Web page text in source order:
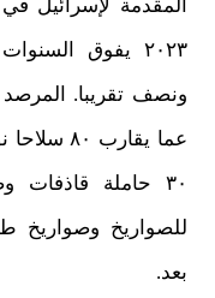
المقدمة لإسرائيل
٢٠٢٣ يفوق
ونصف تقريبا.
عما
٣٠ حاملة
للصواريخ وصواريخ
بعد.